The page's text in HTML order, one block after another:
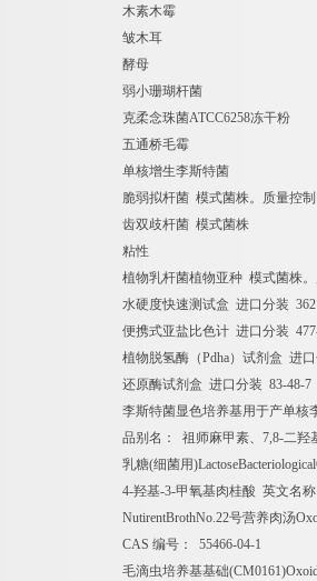
木素木霉
皱木耳
酵母
弱小珊瑚杆菌
克柔念珠菌ATCC6258冻干粉
五通桥毛霉
单核增生李斯特菌
脆弱拟杆菌 模式菌株。质量控
齿双歧杆菌 模式菌株
粘性
植物乳杆菌植物亚种 模式菌株
水硬度快速测试盒 进口分装
便携式亚盐比色计 进口分装
植物脱氢酶（Pdha）试剂盒 进
还原酶试剂盒 进口分装 83-48-7
李斯特菌显色培养基用于产单核
品别名：
祖师麻甲素、 7,8-二羟
乳糖(细菌用
4-羟基-3-甲氧基肉桂酸 英文名
NutirentBrothNo.22号营养肉汤
CAS 编号：
55466-04-1
毛滴虫培养基基础